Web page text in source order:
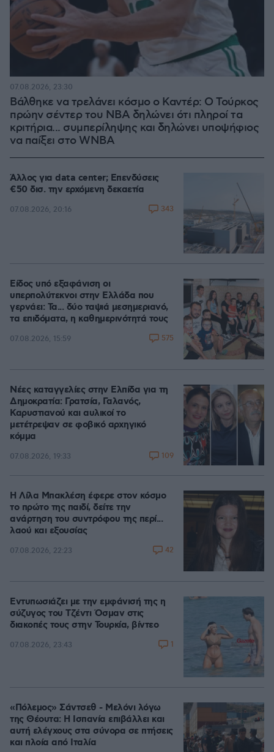
Βάλθηκε να τρελάνει κόσμο ο Καντέρ: Ο Τούρκος
πρώην σέντερ του NBA δηλώνει ότι πληροί τα
κριτήρια... συμπερίληψης και δηλώνει υποψήφιος
να παίξει στο WNBA
07.08.2026, 23:30
Άλλος για data center; Επενδύσεις
€50 δισ. την ερχόμενη δεκαετία
07.08.2026, 20:16 343
Είδος υπό εξαφάνιση οι
υπερπολύτεκνοι στην Ελλάδα που
γερνάει: Τα... δύο ταψιά μεσημεριανό,
τα επιδόματα, η καθημερινότητά τους
07.08.2026, 15:59 575
Νέες καταγγελίες στην Ελπίδα για τη
Δημοκρατία: Γρατσία, Γαλανός,
Καρυστιανού και αυλικοί το
μετέτρεψαν σε φοβικό αρχηγικό
κόμμα
07.08.2026, 19:33 109
Η Λίλα Μπακλέση έφερε στον κόσμο
το πρώτο της παιδί, δείτε την
ανάρτηση του συντρόφου της περί...
λαού και εξουσίας
07.08.2026, 22:23 42
Εντυπωσιάζει με την εμφάνισή της η
σύζυγος του Τζέντι Όσμαν στις
διακοπές τους στην Τουρκία, βίντεο
07.08.2026, 23:43 1
«Πόλεμος» Σάντσεθ - Μελόνι λόγω
της Θέουτα: Η Ισπανία επιβάλλει και
αυτή ελέγχους στα σύνορα σε πτήσεις
και πλοία από Ιταλία